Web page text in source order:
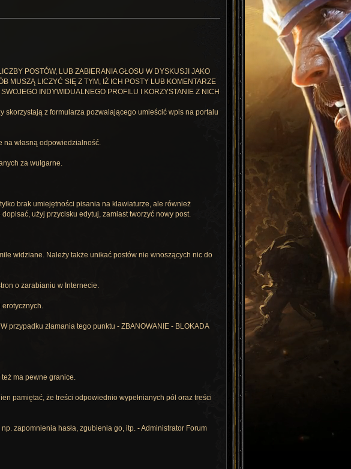
POSTÓW, LUB ZABIERANIA GŁOSU W DYSKUSJI JAKO
MUSZĄ LICZYĆ SIĘ Z TYM, IŻ ICH POSTY LUB KOMENTARZE
INDYWIDUALNEGO PROFILU I KORZYSTANIE Z NICH
skorzystają z formularza pozwalającego umieścić wpis na portalu
własną odpowiedzialność.
za wulgarne.
brak umiejętności pisania na klawiaturze, ale również
użyj przycisku edytuj, zamiast tworzyć nowy post.
widziane. Należy także unikać postów nie wnoszących nic do
o zarabianiu w Internecie.
przypadku złamania tego punktu - ZBANOWANIE - BLOKADA
ma pewne granice.
pamiętać, że treści odpowiednio wypełnianych pól oraz treści
zapomnienia hasła, zgubienia go, itp. - Administrator Forum